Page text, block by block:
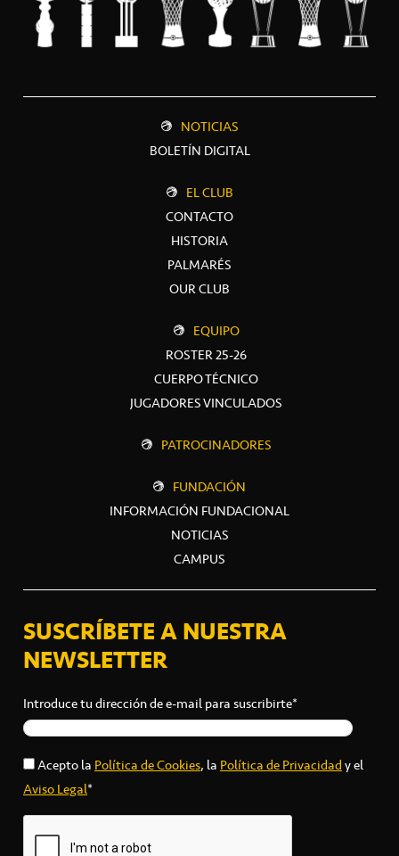
NOTICIAS
BOLETÍN DIGITAL
EL CLUB
CONTACTO
HISTORIA
PALMARÉS
OUR CLUB
EQUIPO
ROSTER 25-26
CUERPO TÉCNICO
JUGADORES VINCULADOS
PATROCINADORES
FUNDACIÓN
INFORMACIÓN FUNDACIONAL
NOTICIAS
CAMPUS
SUSCRÍBETE A NUESTRA
NEWSLETTER
Introduce tu dirección de e-mail para suscribirte*
Acepto laPolítica de Cookies, laPolítica de Privacidady el
Aviso Legal*